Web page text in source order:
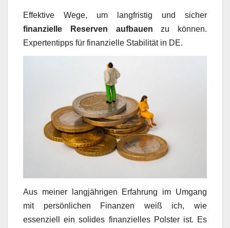
Effektive Wege, um langfristig und sicher
finanzielle Reserven aufbauen zu können.
Expertentipps für finanzielle Stabilität in DE.
Aus meiner langjährigen Erfahrung im Umgang
mit persönlichen Finanzen weiß ich, wie
essenziell ein solides finanzielles Polster ist. Es